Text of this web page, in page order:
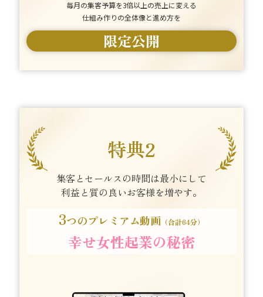
毎月の集客予算を3倍以上の売上に変える
仕組み作りの全体像と進め方を
限定公開
特典2
集客とセールスの時間は最小にして
利益と質の良いお客様を増やす。
3つのプレミアム動画 （合計64分）
幸せ女性起業の秘密